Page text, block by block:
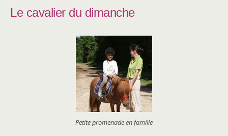
Le cavalier du dimanche
Petite promenade en famille